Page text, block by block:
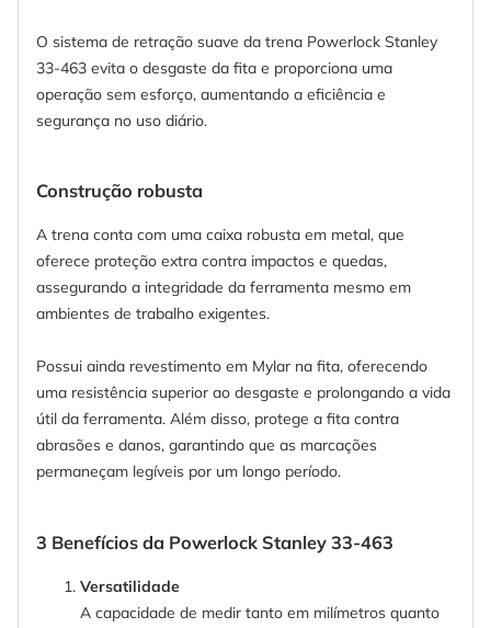
O sistema de retração suave da trena Powerlock Stanley
33-463 evita o desgaste da fita e proporciona uma
operação sem esforço, aumentando a eficiência e
segurança no uso diário.
Construção robusta
A trena conta com uma caixa robusta em metal, que
oferece proteção extra contra impactos e quedas,
assegurando a integridade da ferramenta mesmo em
ambientes de trabalho exigentes.
Possui ainda revestimento em Mylar na fita, oferecendo
uma resistência superior ao desgaste e prolongando a vida
útil da ferramenta. Além disso, protege a fita contra
abrasões e danos, garantindo que as marcações
permaneçam legíveis por um longo período.
3 Benefícios da Powerlock Stanley 33-463
Versatilidade
A capacidade de medir tanto em milímetros quanto